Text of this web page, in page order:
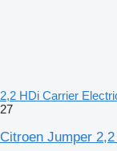
2,2 HDi Carrier
27
Citroen Jumper